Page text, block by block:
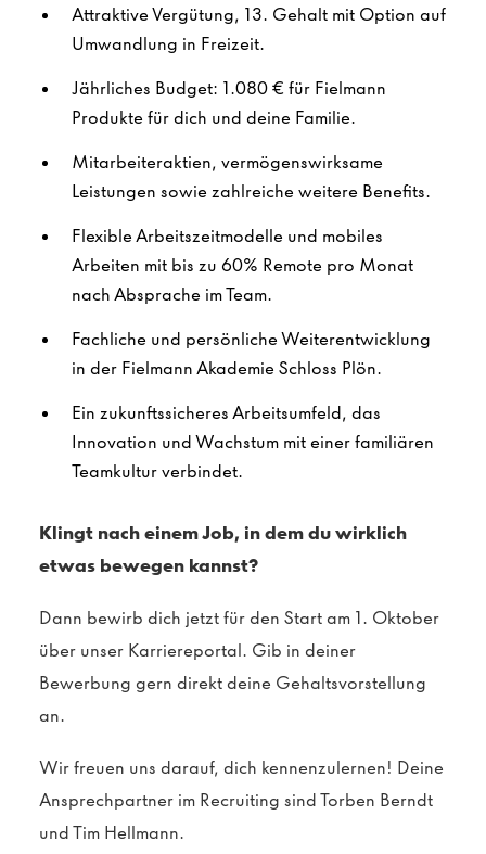
Attraktive Vergütung, 13. Gehalt mit Option auf
Umwandlung in Freizeit.
Jährliches Budget: 1.080 € für Fielmann
Produkte für dich und deine Familie.
Mitarbeiteraktien, vermögenswirksame
Leistungen sowie zahlreiche weitere Benefits.
Flexible Arbeitszeitmodelle und mobiles
Arbeiten mit bis zu 60% Remote pro Monat
nach Absprache im Team.
Fachliche und persönliche Weiterentwicklung
in der Fielmann Akademie Schloss Plön.
Ein zukunftssicheres Arbeitsumfeld, das
Innovation und Wachstum mit einer familiären
Teamkultur verbindet.
Klingt nach einem Job, in dem du wirklich
etwas bewegen kannst?
Dann bewirb dich jetzt für den Start am 1. Oktober
über unser Karriereportal. Gib in deiner
Bewerbung gern direkt deine Gehaltsvorstellung
an.
Wir freuen uns darauf, dich kennenzulernen! Deine
Ansprechpartner im Recruiting sind Torben Berndt
und Tim Hellmann.